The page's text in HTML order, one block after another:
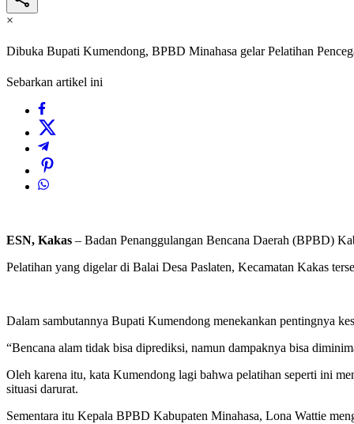
×
Dibuka Bupati Kumendong, BPBD Minahasa gelar Pelatihan
Sebarkan artikel ini
ESN, Kakas – Badan Penanggulangan Bencana Daerah (BPBD)
Pelatihan yang digelar di Balai Desa Paslaten, Kecamatan Kakas
Dalam sambutannya Bupati Kumendong menekankan pentingnya
“Bencana alam tidak bisa diprediksi, namun dampaknya bisa
Oleh karena itu, kata Kumendong lagi bahwa pelatihan seperti ini
situasi darurat.
Sementara itu Kepala BPBD Kabupaten Minahasa, Lona Wattie